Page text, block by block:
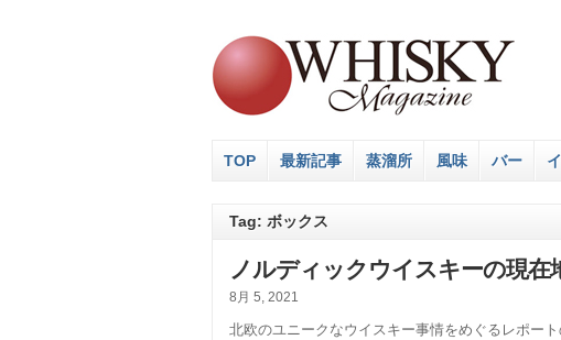
TOP 最新記事 蒸溜所 風味 バー
Tag: ボックス
ノルディックウイスキーの現在
8月 5, 2021
北欧のユニークなウイスキー事情をめぐるレポー